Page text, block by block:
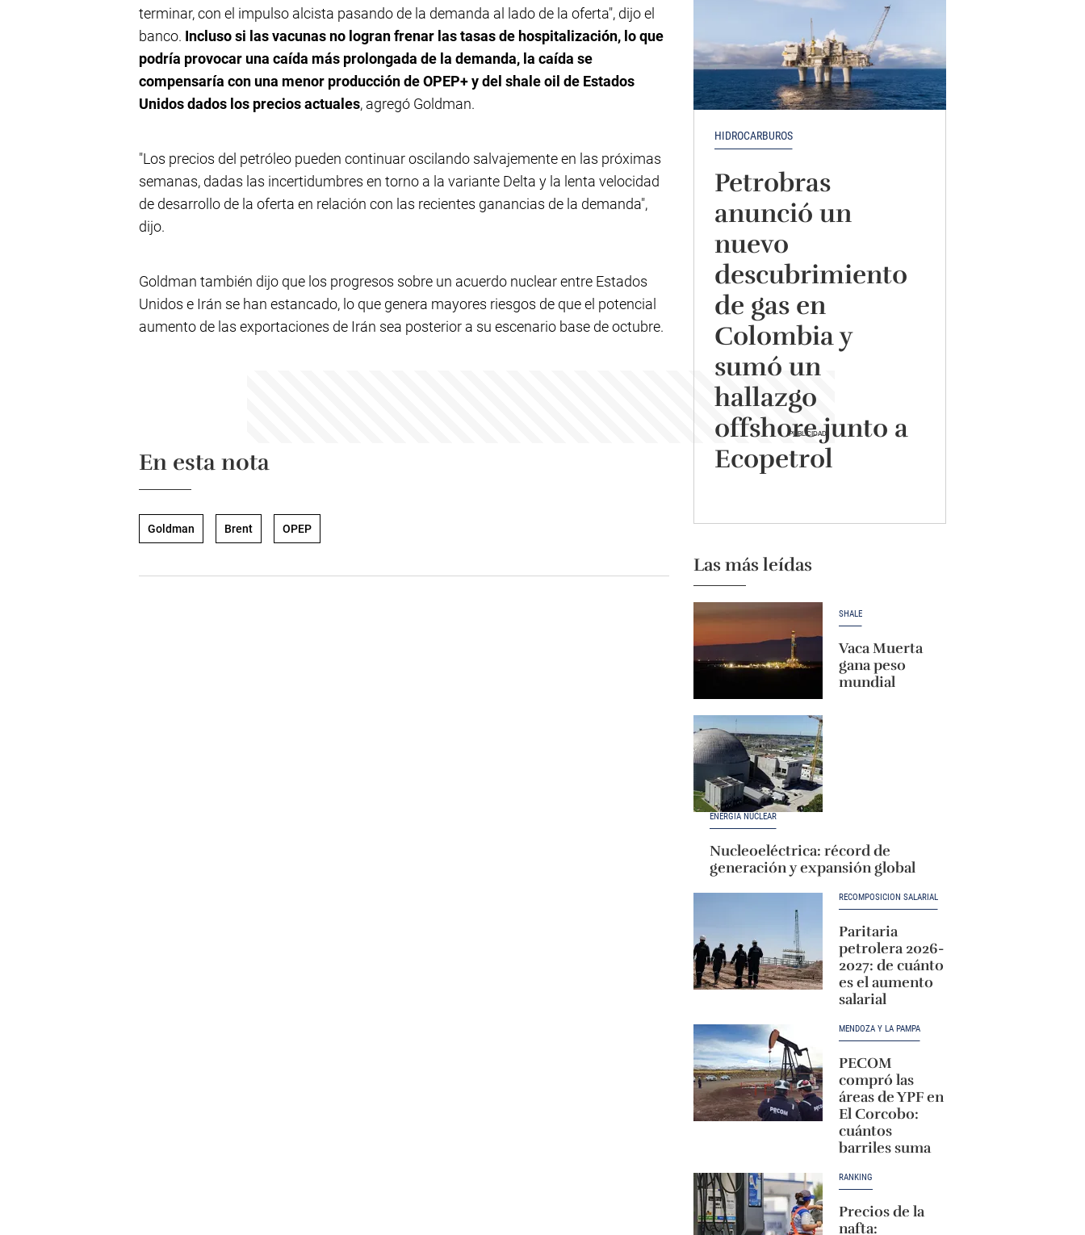
terminar, con el impulso alcista pasando de la demanda al lado de la oferta", dijo el
banco. Incluso si las vacunas no logran frenar las tasas de hospitalización, lo que
podría provocar una caída más prolongada de la demanda, la caída se
compensaría con una menor producción de OPEP+ y del shale oil de Estados
Unidos dados los precios actuales, agregó Goldman.
"Los precios del petróleo pueden continuar oscilando salvajemente en las próximas
semanas, dadas las incertidumbres en torno a la variante Delta y la lenta velocidad
de desarrollo de la oferta en relación con las recientes ganancias de la demanda",
dijo.
Goldman también dijo que los progresos sobre un acuerdo nuclear entre Estados
Unidos e Irán se han estancado, lo que genera mayores riesgos de que el potencial
aumento de las exportaciones de Irán sea posterior a su escenario base de octubre.
En esta nota
Goldman Brent OPEP
HIDROCARBUROS
Petrobras
anunció un
nuevo
descubrimiento
de gas en
Colombia y
sumó un
hallazgo
offshore junto a
Ecopetrol
Las más leídas
SHALE
Vaca Muerta
gana peso
mundial
ENERGÍA NUCLEAR
Nucleoeléctrica: récord de
generación y expansión global
RECOMPOSICIÓN SALARIAL
Paritaria
petrolera 2026-
2027: de cuánto
es el aumento
salarial
MENDOZA Y LA PAMPA
PECOM
compró las
áreas de YPF en
El Corcobo:
cuántos
barriles suma
RANKING
Precios de la
nafta: